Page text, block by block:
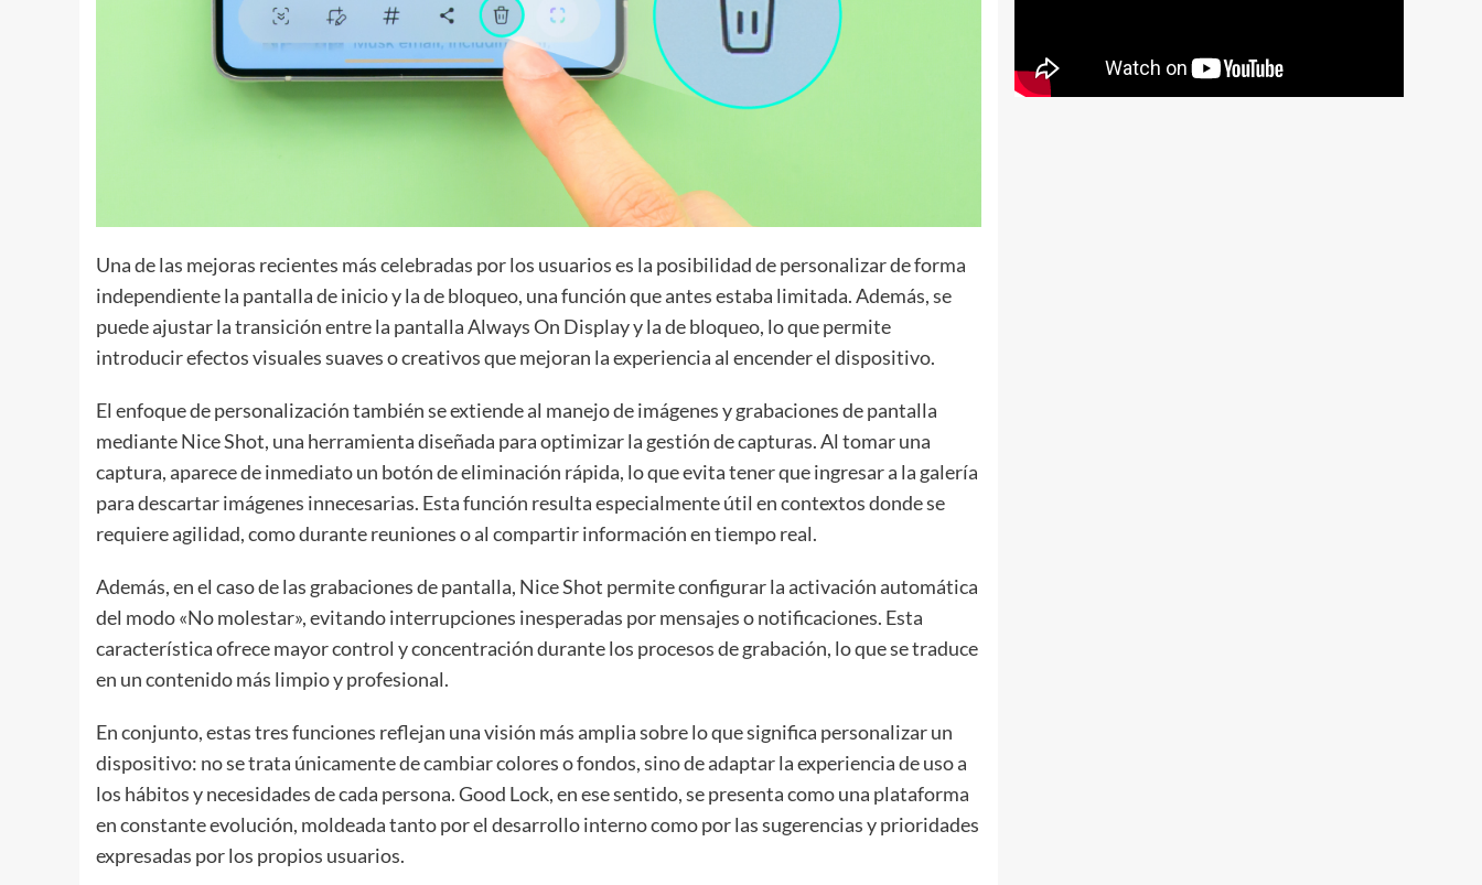
Una de las mejoras recientes más celebradas por los usuarios es la posibilidad de personalizar de forma
independiente la pantalla de inicio y la de bloqueo, una función que antes estaba limitada. Además, se
puede ajustar la transición entre la pantalla Always On Display y la de bloqueo, lo que permite
introducir efectos visuales suaves o creativos que mejoran la experiencia al encender el dispositivo.
El enfoque de personalización también se extiende al manejo de imágenes y grabaciones de pantalla
mediante Nice Shot, una herramienta diseñada para optimizar la gestión de capturas. Al tomar una
captura, aparece de inmediato un botón de eliminación rápida, lo que evita tener que ingresar a la galería
para descartar imágenes innecesarias. Esta función resulta especialmente útil en contextos donde se
requiere agilidad, como durante reuniones o al compartir información en tiempo real.
Además, en el caso de las grabaciones de pantalla, Nice Shot permite configurar la activación automática
del modo «No molestar», evitando interrupciones inesperadas por mensajes o notificaciones. Esta
característica ofrece mayor control y concentración durante los procesos de grabación, lo que se traduce
en un contenido más limpio y profesional.
En conjunto, estas tres funciones reflejan una visión más amplia sobre lo que significa personalizar un
dispositivo: no se trata únicamente de cambiar colores o fondos, sino de adaptar la experiencia de uso a
los hábitos y necesidades de cada persona. Good Lock, en ese sentido, se presenta como una plataforma
en constante evolución, moldeada tanto por el desarrollo interno como por las sugerencias y prioridades
expresadas por los propios usuarios.